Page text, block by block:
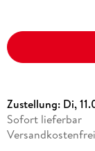
Zustellung: Di,
Sofort lieferbar
Versandkostenfrei